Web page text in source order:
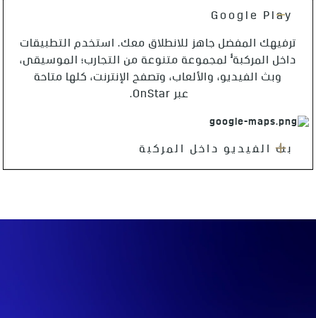
Google Play
ترفيهك المفضل جاهز للانطلاق معك. استخدم التطبيقات
داخل المركبة§لمجموعة متنوعة من التجارب؛ الموسيقى،
وبث الفيديو، والألعاب، وتصفح الإنترنت، كلها متاحة
عبر OnStar.
بث الفيديو داخل المركبة